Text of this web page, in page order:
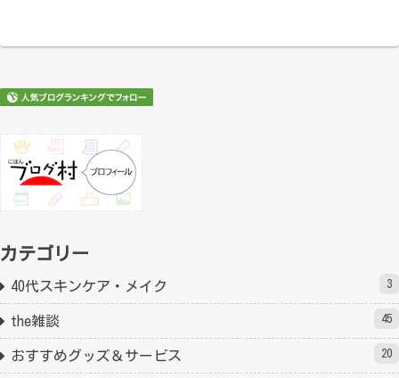
カテゴリー
40代スキンケア・メイク 3
the雑談 45
おすすめグッズ＆サービス 20